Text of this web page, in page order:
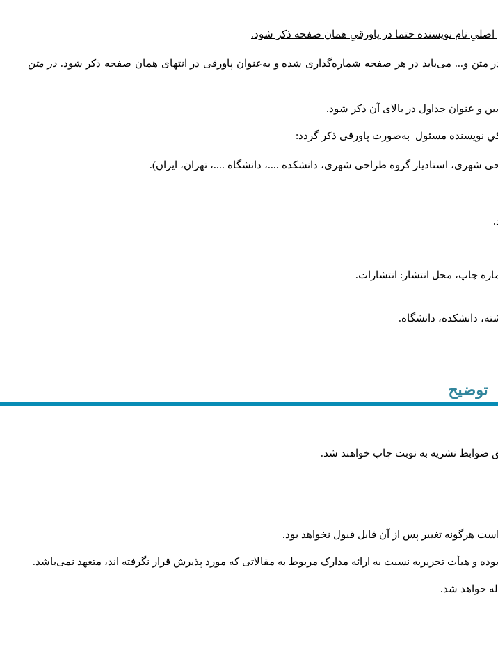
اصلیِ نام نویسنده حتما در پاورقیِ همان صفحه ذکر شود.
متن و... می‌باید در هر صفحه شماره‌گذاری شده و به‌عنوان پاورقی در انتهای همان صفحه ذکر شود. در متن
و عنوان جداول در بالای آن ذکر شود.
نويسنده مسئول به‌صورت پاورقی ذکر گردد:
شهری، استادیار گروه طراحی شهری، دانشکده ....، دانشگاه ....، تهران، ایران).
چاپ، محل انتشار: انتشارات.
دانشکده، دانشگاه.
توضیح
ضوابط نشريه به نوبت چاپ خواهند شد.
هرگونه تغییر پس از آن قابل قبول نخواهد بود.
و هیأت تحریریه نسبت به ارائه مدارک مربوط به مقالاتی که مورد پذیرش قرار نگرفته اند، متعهد نمی‌باشد.
خواهد شد.